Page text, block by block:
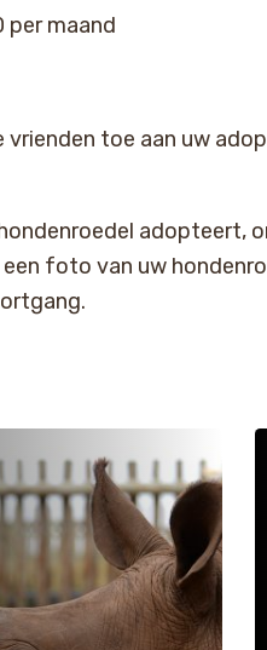
maand
vrienden toe aan uw
adopteert,
foto van uw